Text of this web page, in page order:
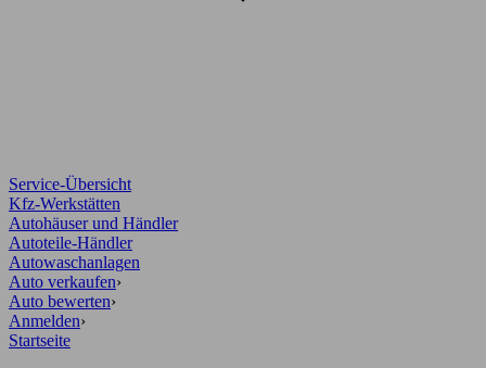
Service-Übersicht
Kfz-Werkstätten
Autohäuser und Händler
Autoteile-Händler
Autowaschanlagen
Auto verkaufen›
Auto bewerten›
Anmelden›
Startseite